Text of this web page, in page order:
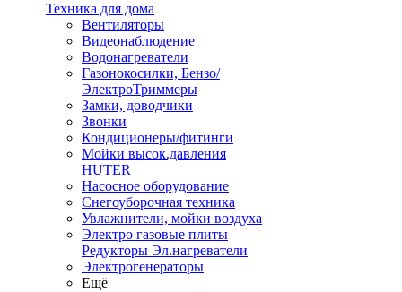
Техника для дома
Вентиляторы
Видеонаблюдение
Водонагреватели
Газонокосилки, Бензо/
ЭлектроТриммеры
Замки, доводчики
Звонки
Кондиционеры/фитинги
Мойки высок.давления
HUTER
Насосное оборудование
Снегоуборочная техника
Увлажнители, мойки воздуха
Электро газовые плиты
Редукторы Эл.нагреватели
Электрогенераторы
Ещё